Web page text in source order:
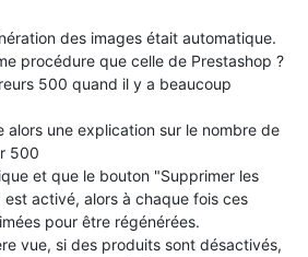
des images était automatique.
procédure que celle de Prestashop ?
500 quand il y a beaucoup
alors une explication sur le nombre de
500
et que le bouton "Supprimer les
est activé, alors à chaque fois ces
pour être régénérées.
vue, si des produits sont désactivés,